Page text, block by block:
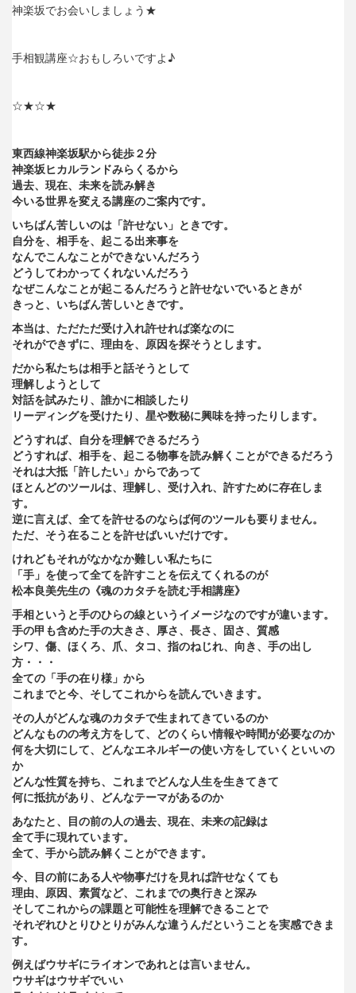
神楽坂でお会いしましょう★
手相観講座☆おもしろいですよ♪
☆★☆★
東西線神楽坂駅から徒歩２分
神楽坂ヒカルランドみらくるから
過去、現在、未来を読み解き
今いる世界を変える講座のご案内です。
いちばん苦しいのは「許せない」ときです。
自分を、相手を、起こる出来事を
なんでこんなことができないんだろう
どうしてわかってくれないんだろう
なぜこんなことが起こるんだろうと許せないでいるときが
きっと、いちばん苦しいときです。
本当は、ただただ受け入れ許せれば楽なのに
それができずに、理由を、原因を探そうとします。
だから私たちは相手と話そうとして
理解しようとして
対話を試みたり、誰かに相談したり
リーディングを受けたり、星や数秘に興味を持ったりします。
どうすれば、自分を理解できるだろう
どうすれば、相手を、起こる物事を読み解くことができるだろう
それは大抵「許したい」からであって
ほとんどのツールは、理解し、受け入れ、許すために存在しま
す。
逆に言えば、全てを許せるのならば何のツールも要りません。
ただ、そう在ることを許せばいいだけです。
けれどもそれがなかなか難しい私たちに
「手」を使って全てを許すことを伝えてくれるのが
松本良美先生の《魂のカタチを読む手相講座》
手相というと手のひらの線というイメージなのですが違います。
手の甲も含めた手の大きさ、厚さ、長さ、固さ、質感
シワ、傷、ほくろ、爪、タコ、指のねじれ、向き、手の出し
方・・ ・
全ての「手の在り様」から
これまでと今、そしてこれからを読んでいきます。
その人がどんな魂のカタチで生まれてきているのか
どんなものの考え方をして、どのくらい情報や時間が必要なのか
何を大切にして、どんなエネルギーの使い方をしていくといいの
か
どんな性質を持ち、これまでどんな人生を生きてきて
何に抵抗があり、どんなテーマがあるのか
あなたと、目の前の人の過去、現在、未来の記録は
全て手に現れています。
全て、手から読み解くことができます。
今、目の前にある人や物事だけを見れば許せなくても
理由、原因、素質など、これまでの奥行きと深み
そしてこれからの課題と可能性を理解できることで
それぞれひとりひとりがみんな違うんだということを実感できま
す。
例えばウサギにライオンであれとは言いません。
ウサギはウサギでいい